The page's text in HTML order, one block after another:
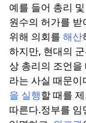
예를 들어 총리
원수의 허가를 받
위해 의회를 해산
하지만, 현대의
상 총리의 조언
라는 사실 때문
을 실행할 때를
따른다.정부를 임